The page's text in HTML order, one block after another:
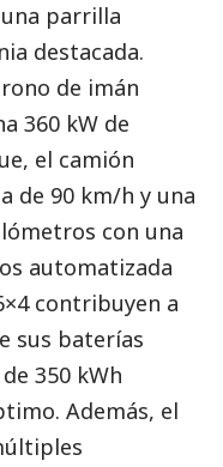
parrilla
destacada.
de imán
360 kW de
el camión
de 90 km/h y una
con una
automatizada
contribuyen a
sus baterías
350 kWh
Además, el